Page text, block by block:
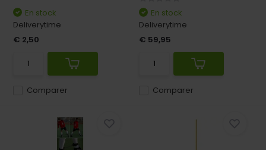
Comparer
En stock
Deliverytime
€ 2,50
Comparer
En stock
Deliverytime
€ 59,95